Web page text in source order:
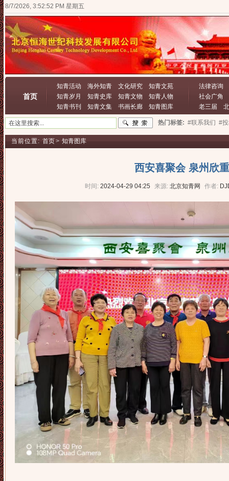
8/7/2026, 3:52:52 PM 星期五
首页
知青活动 海外知青 文化研究
知青文苑
知青岁月
知青史库 知青文物
知青人物
知青书刊
知青文集 书画长廊 知青图库
法律咨询
社会广角
老三届
热门标签: #联系我们 #
当前位置: 首页> 知青图库
西安喜聚会 泉州欣
时间: 2024-04-29 04:25 来源: 北京知青网 作者: